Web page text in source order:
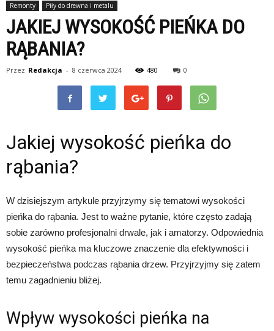
Remonty Piły do drewna i metalu
JAKIEJ WYSOKOŚĆ PIEŃKA DO
RĄBANIA?
Przez Redakcja - 8 czerwca 2024 480 0
Jakiej wysokość pieńka do
rąbania?
W dzisiejszym artykule przyjrzymy się tematowi wysokości
pieńka do rąbania. Jest to ważne pytanie, które często zadają
sobie zarówno profesjonalni drwale, jak i amatorzy. Odpowiednia
wysokość pieńka ma kluczowe znaczenie dla efektywności i
bezpieczeństwa podczas rąbania drzew. Przyjrzyjmy się zatem
temu zagadnieniu bliżej.
Wpływ wysokości pieńka na